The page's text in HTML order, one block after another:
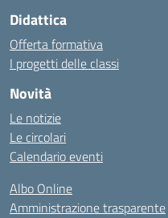
Didattica
Offerta formativa
I progetti delle classi
Novità
Le notizie
Le circolari
Calendario eventi
Albo Online
Amministrazione trasparente